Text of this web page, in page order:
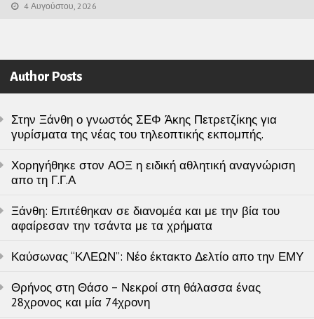
4 Αυγούστου, 2026
Author Posts
Στην Ξάνθη ο γνωστός ΣΕΦ Άκης Πετρετζίκης για
γυρίσματα της νέας του τηλεοπτικής εκπομπής.
Χορηγήθηκε στον ΑΟΞ η ειδική αθλητική αναγνώριση
απο τη Γ.Γ.Α
Ξάνθη: Επιτέθηκαν σε διανομέα και με την βία του
αφαίρεσαν την τσάντα με τα χρήματα
Καύσωνας “ΚΛΕΩΝ”: Νέο έκτακτο Δελτίο απο την ΕΜΥ
Θρήνος στη Θάσο – Νεκροί στη θάλασσα ένας
28χρονος και μία 74χρονη